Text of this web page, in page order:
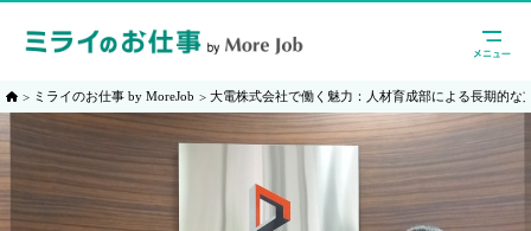
ミライのお仕事 by MoreJob 大電株式会社で働く魅力：人材育成部による長期的な